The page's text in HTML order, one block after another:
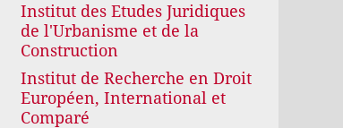
Institut des Etudes Juridiques
de l'Urbanisme et de la
Construction
Institut de Recherche en Droit
Européen, International et
Comparé